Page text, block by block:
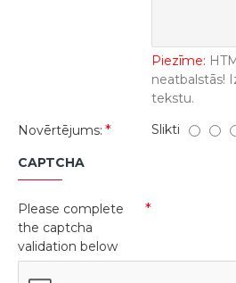
Piezīme:
neatbalstās!
tekstu.
Novērtējums:
Slikti
CAPTCHA
Please complete
the captcha
validation below